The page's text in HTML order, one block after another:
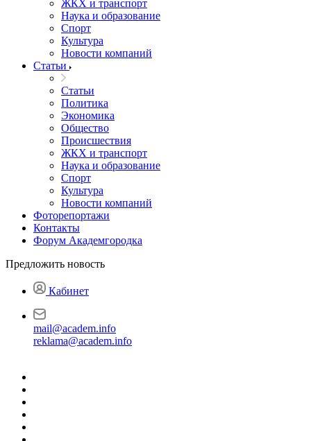
ЖКХ и транспорт
Наука и образование
Спорт
Культура
Новости компаний
Статьи
Статьи
Политика
Экономика
Общество
Происшествия
ЖКХ и транспорт
Наука и образование
Спорт
Культура
Новости компаний
Фоторепортажи
Контакты
Форум Академгородка
Предложить новость
Кабинет
mail@academ.info
reklama@academ.info